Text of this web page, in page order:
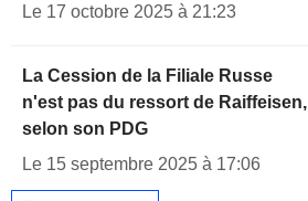
Le 17 octobre 2025 à 21:23
La Cession de la Filiale Russe
n'est pas du ressort de Raiffeisen,
selon son PDG
Le 15 septembre 2025 à 17:06